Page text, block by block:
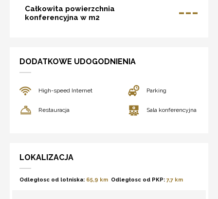
Całkowita powierzchnia
konferencyjna w m2
---
DODATKOWE UDOGODNIENIA
High-speed Internet Parking
Restauracja Sala konferencyjna
LOKALIZACJA
Odległosc od lotniska: 65,9 km Odległosc od PKP: 7,7 km